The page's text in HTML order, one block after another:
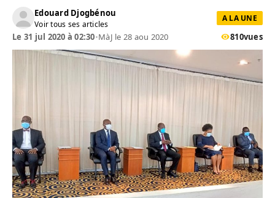
Edouard Djogbénou
Voir tous ses articles
A LA UNE
Le 31 jul 2020 à 02:30•MàJ le 28 aou 2020 810vues